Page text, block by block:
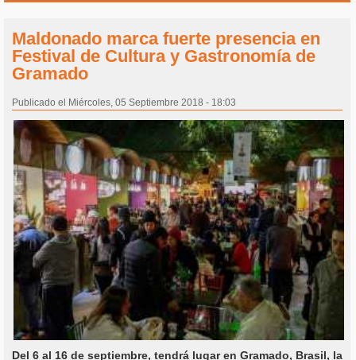
Maldonado marca fuerte presencia en
Festival de Cultura y Gastronomía de
Gramado
Publicado el Miércoles, 05 Septiembre 2018 - 18:03
Del 6 al 16 de septiembre, tendrá lugar en Gramado, Brasil, la